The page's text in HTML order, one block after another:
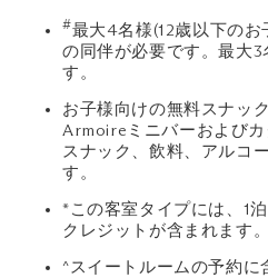
#最大4名様(12歳以下のお
の同伴が必要です。最大3
す。
お子様向けの無料スナッ
Armoireミニバーおよび
スナック、飲料、アルコ
す。
*この客室タイプには、1
クレジットが含まれます。
^スイートルームの予約に